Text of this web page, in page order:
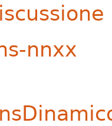
nnxx